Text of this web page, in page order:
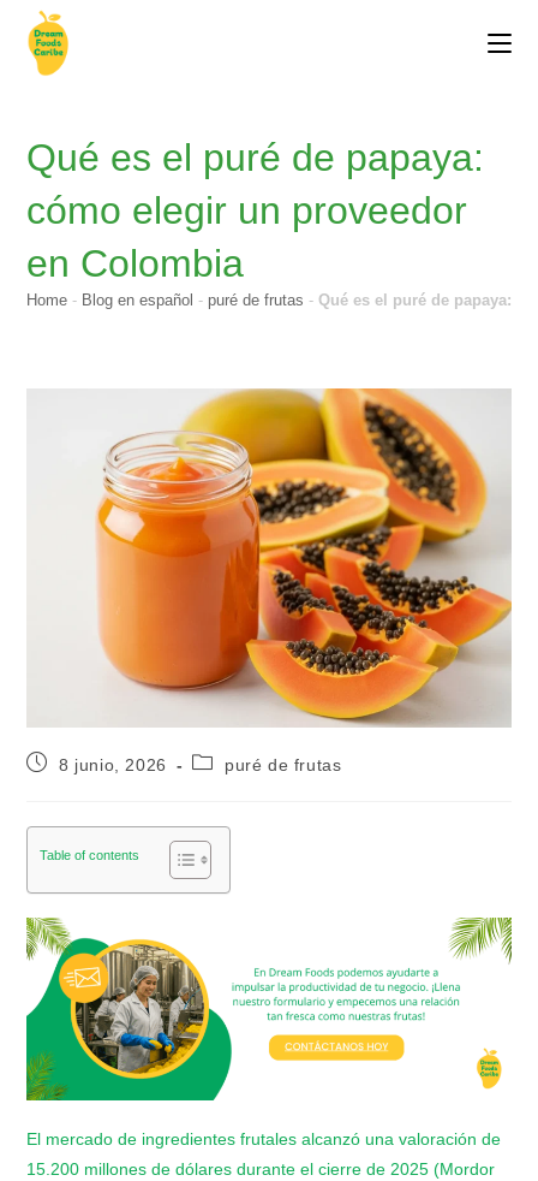
Qué es el puré de papaya:
cómo elegir un proveedor
en Colombia
Home - Blog en español - puré de frutas -Qué es el puré de papaya:
8 junio, 2026 puré de frutas
Table of contents
El mercado de ingredientes frutales alcanzó una valoración de
15.200 millones de dólares durante el cierre de 2025 (Mordor